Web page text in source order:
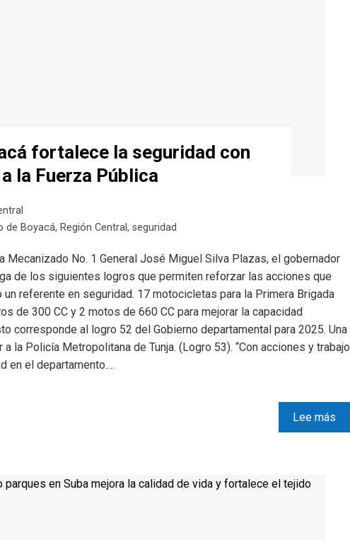
fortalece la seguridad con
la Fuerza Pública
de Boyacá, Región Central, seguridad
Mecanizado No. 1 General José Miguel Silva Plazas, el gobernador
de los siguientes logros que permiten reforzar las acciones que
referente en seguridad. 17 motocicletas para la Primera Brigada
de 300 CC y 2 motos de 660 CC para mejorar la capacidad
corresponde al logro 52 del Gobierno departamental para 2025. Una
la Policía Metropolitana de Tunja. (Logro 53). “Con acciones y trabajo
en el departamento.…
Lee más